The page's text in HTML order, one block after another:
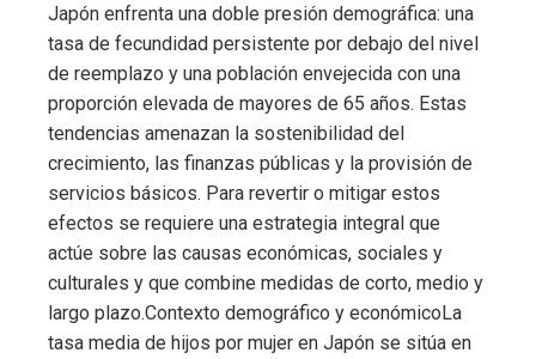
Japón enfrenta una doble presión demográfica: una
tasa de fecundidad persistente por debajo del nivel
de reemplazo y una población envejecida con una
proporción elevada de mayores de 65 años. Estas
tendencias amenazan la sostenibilidad del
crecimiento, las finanzas públicas y la provisión de
servicios básicos. Para revertir o mitigar estos
efectos se requiere una estrategia integral que
actúe sobre las causas económicas, sociales y
culturales y que combine medidas de corto, medio y
largo plazo.Contexto demográfico y económicoLa
tasa media de hijos por mujer en Japón se sitúa en